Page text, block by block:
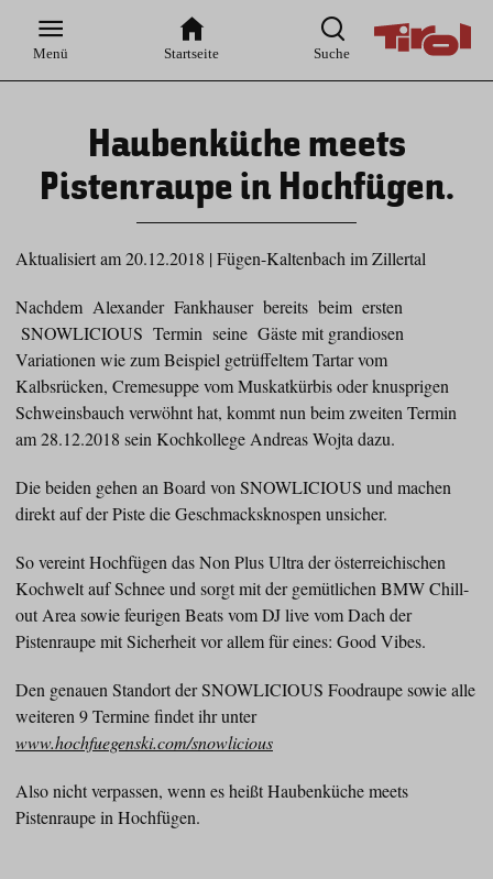
Hauptnavigation
Inhaltsbereich
Menü Startseite Suche
Haubenküche meets
Pistenraupe in Hochfügen.
Aktualisiert am 20.12.2018 | Fügen-Kaltenbach im Zillertal
Nachdem Alexander Fankhauser bereits beim ersten
SNOWLICIOUS Termin seine Gäste mit grandiosen
Variationen wie zum Beispiel getrüffeltem Tartar vom
Kalbsrücken, Cremesuppe vom Muskatkürbis oder knusprigen
Schweinsbauch verwöhnt hat, kommt nun beim zweiten Termin
am 28.12.2018 sein Kochkollege Andreas Wojta dazu.
Die beiden gehen an Board von SNOWLICIOUS und machen
direkt auf der Piste die Geschmacksknospen unsicher.
So vereint Hochfügen das Non Plus Ultra der österreichischen
Kochwelt auf Schnee und sorgt mit der gemütlichen BMW Chill-
out Area sowie feurigen Beats vom DJ live vom Dach der
Pistenraupe mit Sicherheit vor allem für eines: Good Vibes.
Den genauen Standort der SNOWLICIOUS Foodraupe sowie alle
weiteren 9 Termine findet ihr unter
www.hochfuegenski.com/snowlicious
Also nicht verpassen, wenn es heißt Haubenküche meets
Pistenraupe in Hochfügen.